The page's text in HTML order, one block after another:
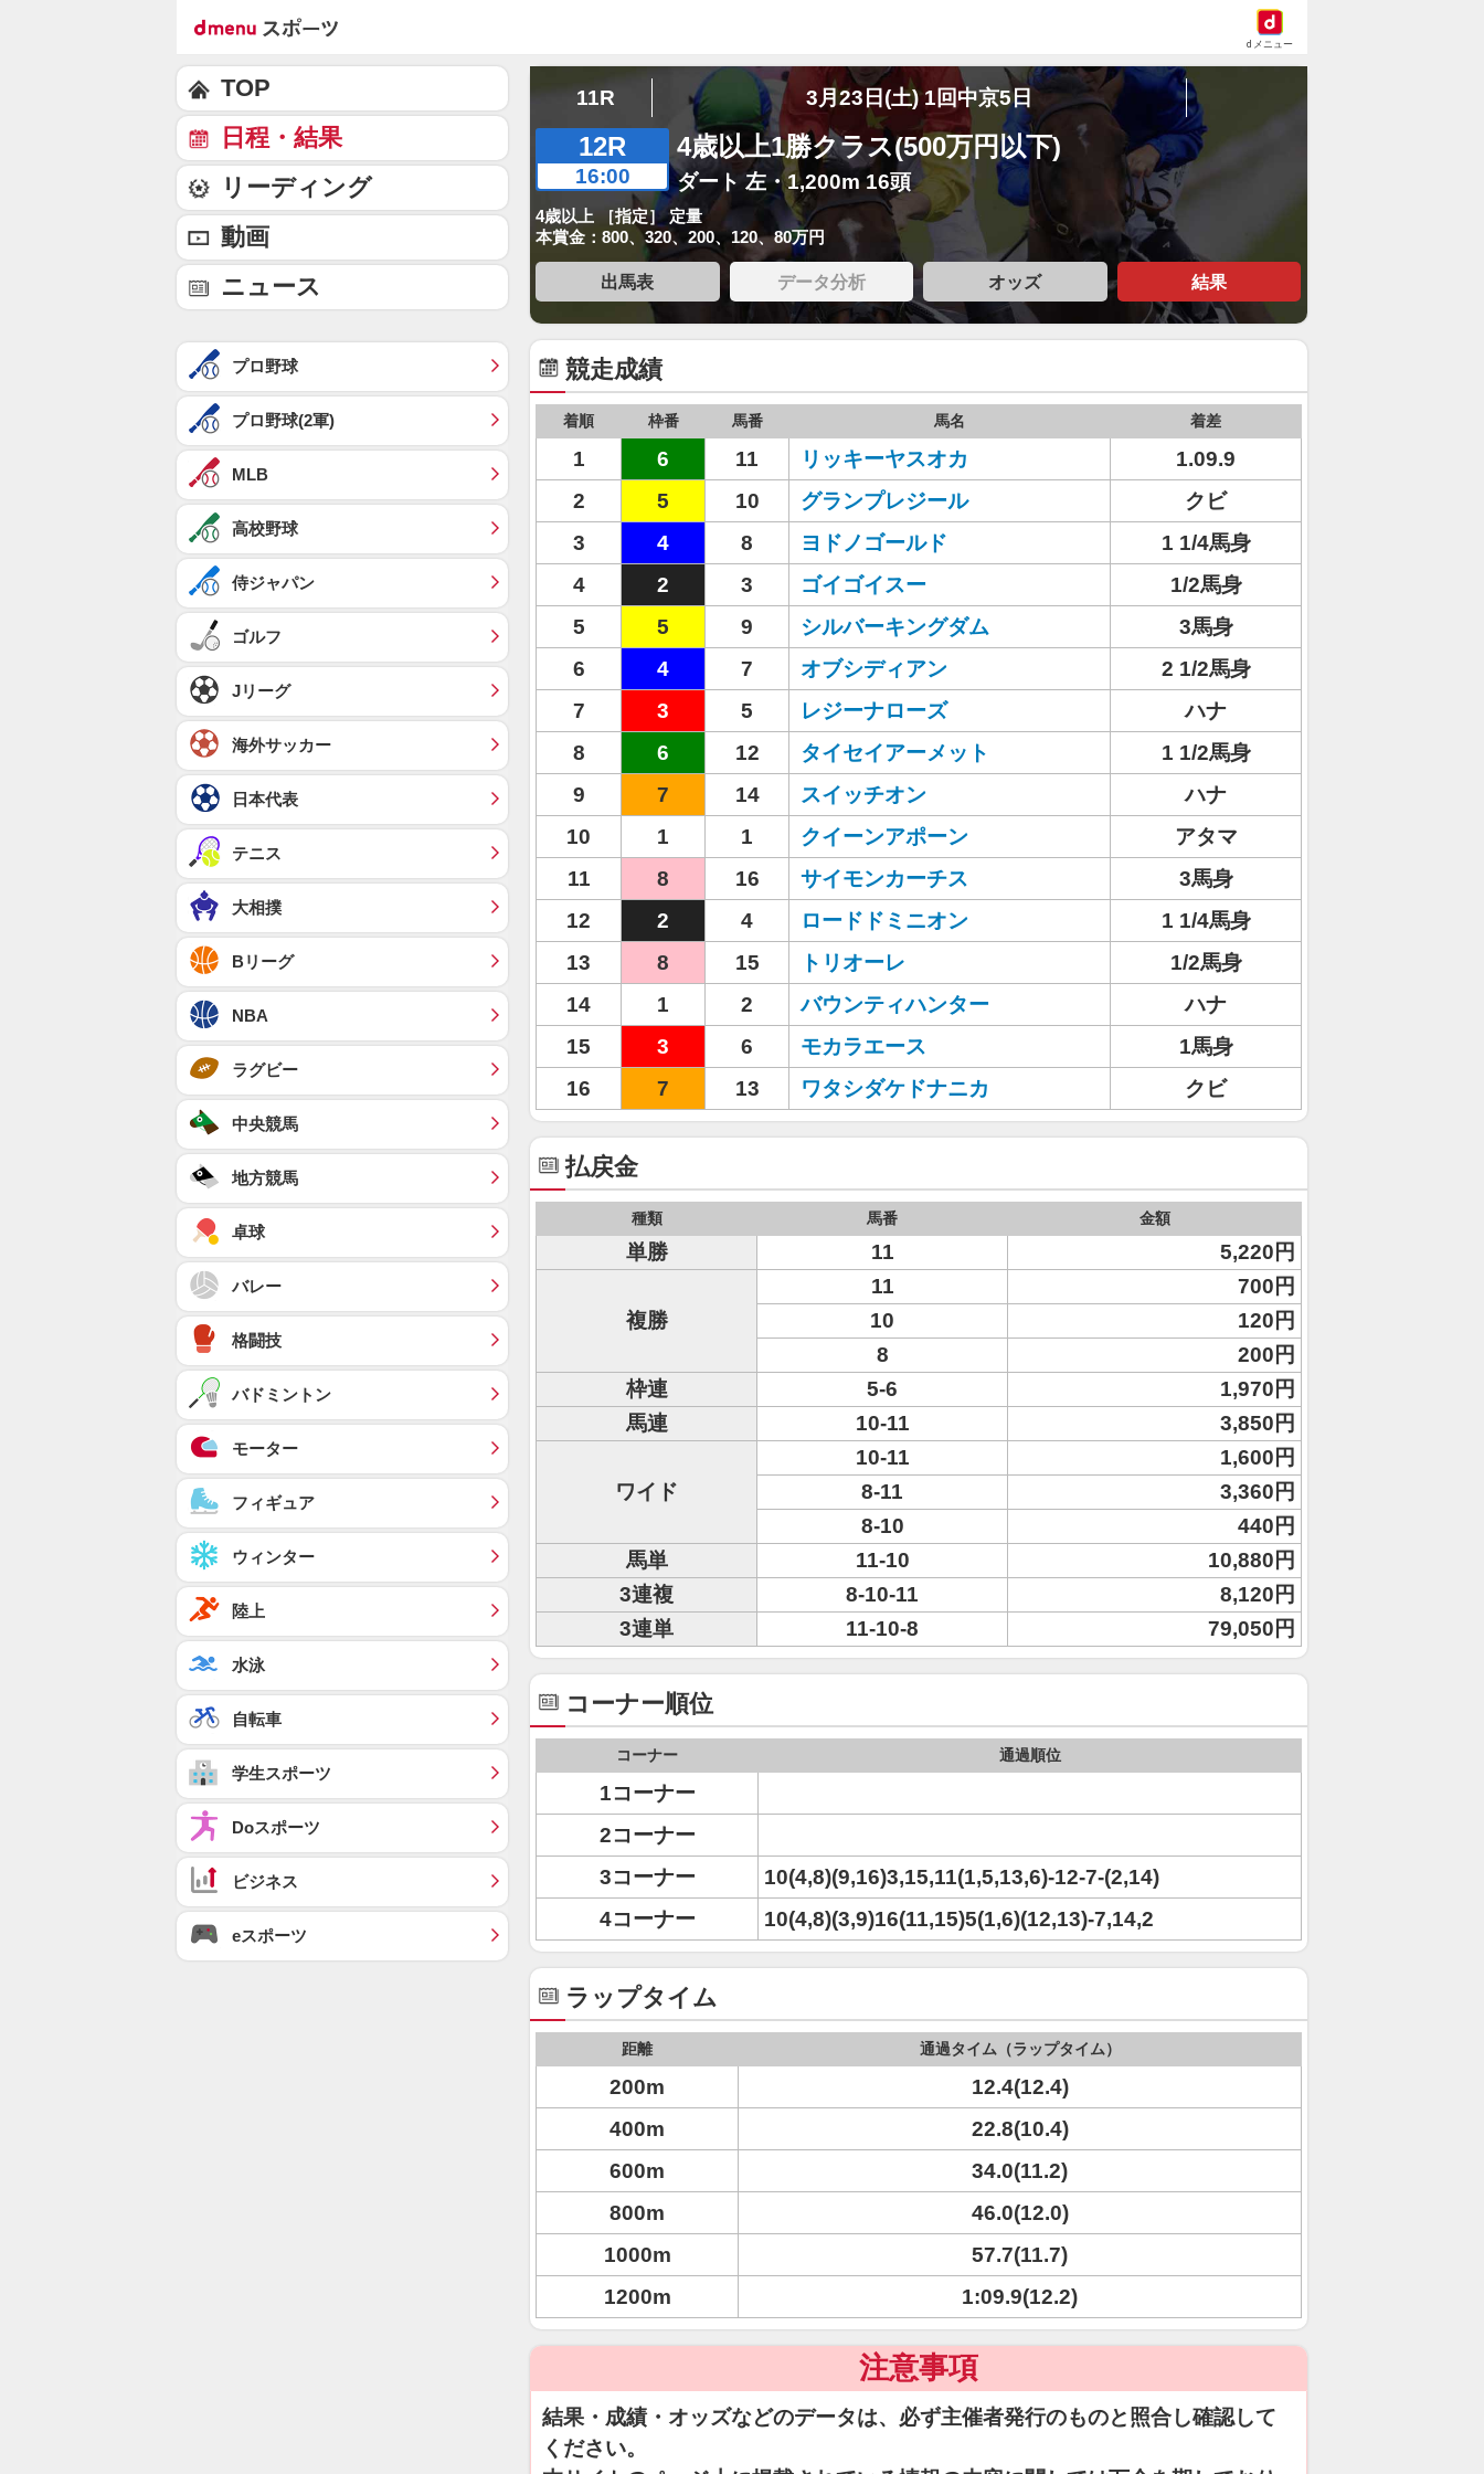
dメニュー
11R 3月23日(土) 1回中京5日
12R
16:00
4歳以上1勝クラス(500万円以下)
ダート 左・1,200m 16頭
4歳以上 ［指定］ 定量
本賞金：800、320、200、120、80万円
出馬表 データ分析 オッズ 結果
競走成績
着順 枠番 馬番 馬名 着差
1 6 11 リッキーヤスオカ
1.09.9
2
5 10 グランプレジール
クビ
3
4 8 ヨドノゴールド
1 1/4馬身
4
2 3 ゴイゴイスー
1/2馬身
5
5 9 シルバーキングダム
3馬身
6
4 7 オブシディアン
2 1/2馬身
7
3 5 レジーナローズ
ハナ
8
6 12 タイセイアーメット
1 1/2馬身
9
7 14 スイッチオン
ハナ
10
1 1 クイーンアポーン
アタマ
11
8 16 サイモンカーチス
3馬身
12
2 4 ロードドミニオン
1 1/4馬身
13
8 15 トリオーレ
1/2馬身
14
1 2 バウンティハンター
ハナ
15
3 6 モカラエース
1馬身
16
7 13 ワタシダケドナニカ クビ
払戻金
種類 馬番 金額
単勝 11 5,220円
複勝
11
700円
10
120円
8
200円
枠連
5-6
1,970円
馬連
10-11 3,850円
ワイド
10-11
1,600円
8-11
3,360円
8-10
440円
馬単
11-10
10,880円
3連複
8-10-11
8,120円
3連単
11-10-8 79,050円
コーナー順位
コーナー 通過順位
1コーナー
2コーナー
3コーナー
10(4,8)(9,16)3,15,11(1,5,13,6)-12-7-(2,14)
4コーナー
10(4,8)(3,9)16(11,15)5(1,6)(12,13)-7,14,2
ラップタイム
距離 通過タイム（ラップタイム）
200m
12.4(12.4)
400m
22.8(10.4)
600m
34.0(11.2)
800m
46.0(12.0)
1000m
57.7(11.7)
1200m
1:09.9(12.2)
注意事項
結果・成績・オッズなどのデータは、必ず主催者発行のものと照合し確認して
ください。
TOP
日程・結果
リーディング
動画
ニュース
プロ野球
プロ野球(2軍)
MLB
高校野球
侍ジャパン
ゴルフ
Jリーグ
海外サッカー
日本代表
テニス
大相撲
Bリーグ
NBA
ラグビー
中央競馬
地方競馬
卓球
バレー
格闘技
バドミントン
モーター
フィギュア
ウィンター
陸上
水泳
自転車
学生スポーツ
Doスポーツ
ビジネス
eスポーツ